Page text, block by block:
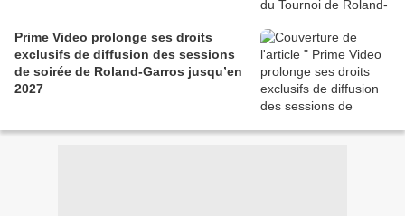
Prime Video prolonge ses droits
exclusifs de diffusion des sessions
de soirée de Roland-Garros jusqu’en
2027